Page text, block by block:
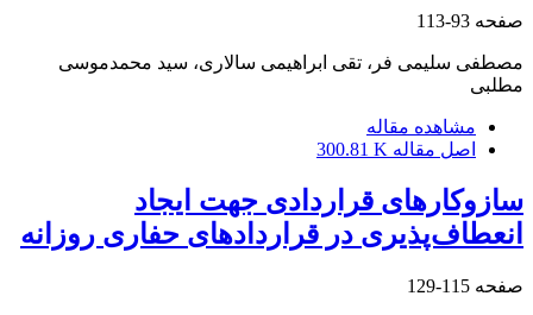
صفحه 93-113
مصطفی سلیمی فر، تقی ابراهیمی سالاری، سید محمدموسی
مطلبی
مشاهده مقاله
اصل مقاله 300.81 K
سازوکارهای قراردادی جهت ایجاد
انعطاف‌پذیری در قراردادهای حفاری روزانه
صفحه 115-129